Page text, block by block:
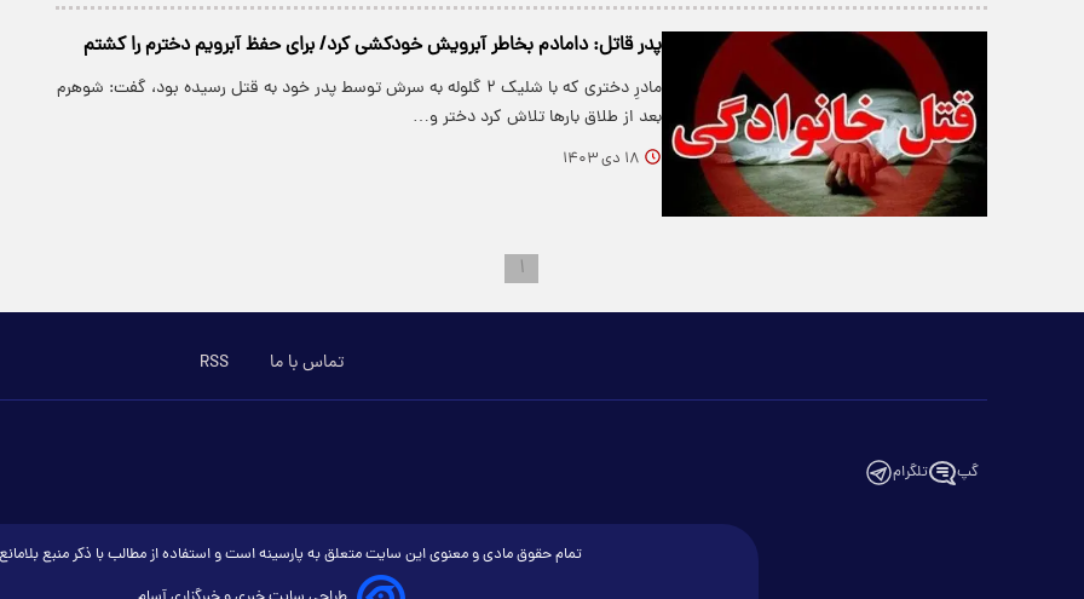
پدر قاتل: دامادم بخاطر آبرویش خودکشی کرد/ برای حفظ آبرویم دخترم را کشتم
مادرِ دختری که با شلیک ۲ گلوله به سرش توسط پدر خود به قتل رسیده بود، گفت: شوهرم
بعد از طلاق بارها تلاش کرد دختر و…
۱۸ دی ۱۴۰۳
۱
تماس با ما RSS
گپ تلگرام
تمام حقوق مادی و معنوی این سایت متعلق به پارسینه است و استفاده از مطالب با ذکر منبع